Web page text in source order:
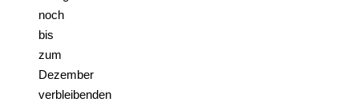
noch
bis
zum
Dezember
verbleibenden